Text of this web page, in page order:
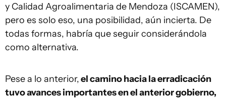
y Calidad Agroalimentaria de Mendoza (ISCAMEN),
pero es solo eso, una posibilidad, aún incierta. De
todas formas, habría que seguir considerándola
como alternativa.
Pese a lo anterior,el camino hacia la erradicación
tuvo avances importantes en el anterior gobierno,